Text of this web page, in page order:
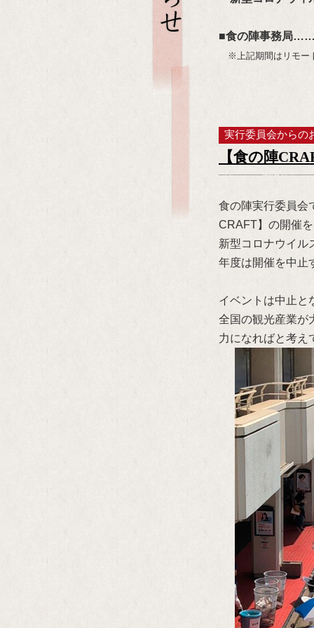
■食の陣事務局
※上記期間はリモー
実行委員会からの
【食の陣
食の陣実行委員会
CRAFT】の開催
新型コロナウイル
年度は開催を中止
イベントは中止と
全国の観光産業が
力になればと考え